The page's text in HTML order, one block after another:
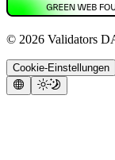
© 2026 Validators
Cookie-Einstellungen